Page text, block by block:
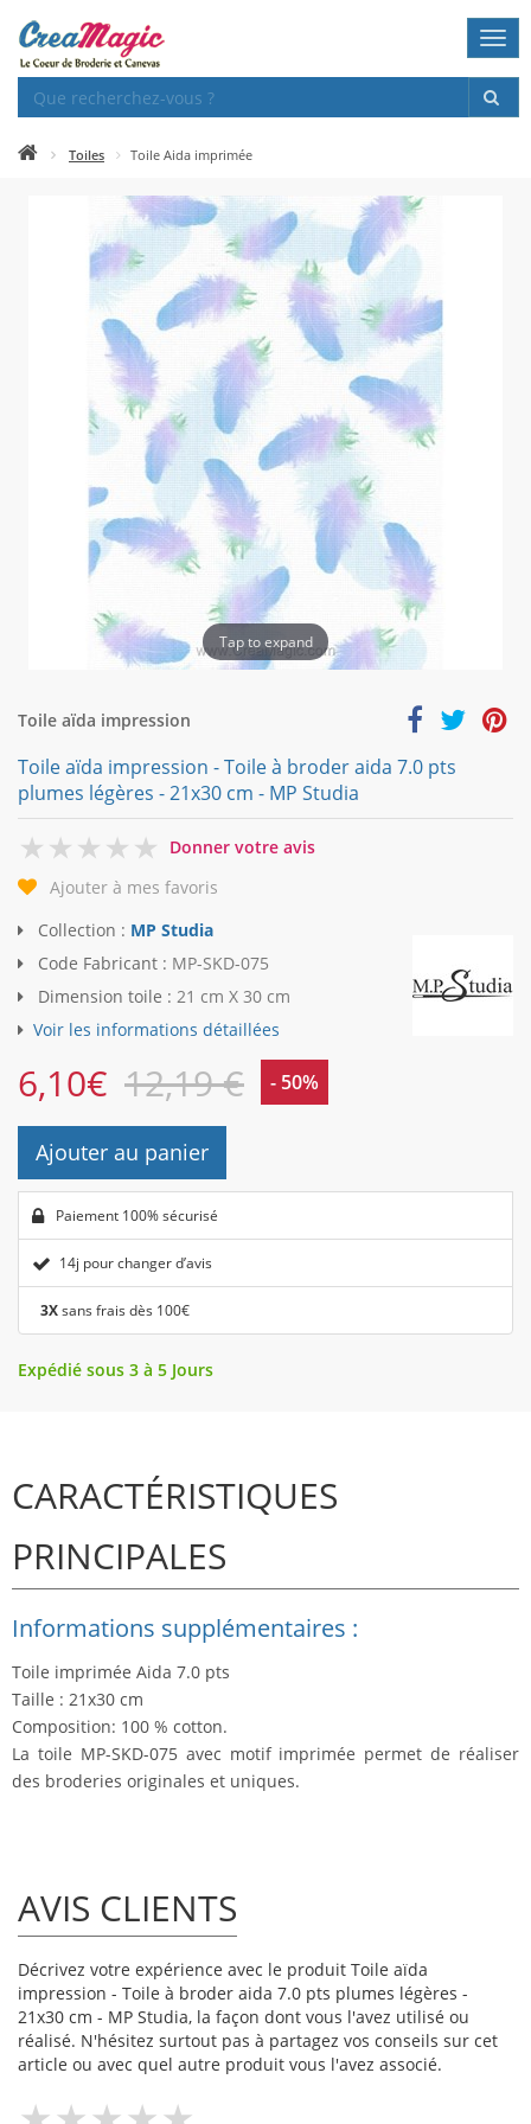
Toiles Toile Aida imprimée
Tap to expand
Toile aïda impression
Toile aïda impression - Toile à broder aida 7.0 pts
plumes légères - 21x30 cm - MP Studia
0
Donner votre avis
Ajouter à mes favoris
Collection : MP Studia
Code Fabricant : MP-SKD-075
Dimension toile : 21 cm X 30 cm
Voir les informations détaillées
6,10€ 12,19 € - 50%
Ajouter au panier
Paiement 100% sécurisé
14j pour changer d’avis
3Xsans frais dès 100€
Expédié sous 3 à 5 Jours
CARACTÉRISTIQUES
PRINCIPALES
Informations supplémentaires :
Toile imprimée Aida 7.0 pts
Taille : 21x30 cm
Composition: 100 % cotton.
La toile MP-SKD-075 avec motif imprimée permet de réaliser
des broderies originales et uniques.
AVIS CLIENTS
Décrivez votre expérience avec le produit Toile aïda
impression - Toile à broder aida 7.0 pts plumes légères -
21x30 cm - MP Studia, la façon dont vous l'avez utilisé ou
réalisé. N'hésitez surtout pas à partagez vos conseils sur cet
article ou avec quel autre produit vous l'avez associé.